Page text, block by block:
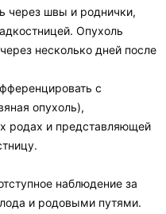
через швы и роднички,
Опухоль
несколько дней после
с
опухоль),
родах и представляющей
наблюдение за
и родовыми путями.